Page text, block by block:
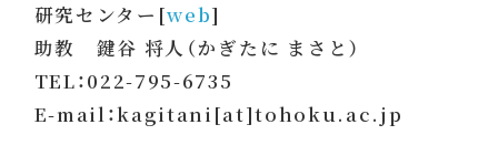
研究センター[web]
助教 鍵谷 将人（かぎたに まさと）
TEL：022-795-6735
E-mail：kagitani[at]tohoku.ac.jp